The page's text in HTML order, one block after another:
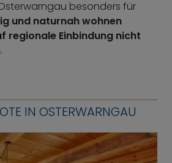
besonders für
und naturnah wohnen
regionale Einbindung nicht
.
IN OSTERWARNGAU